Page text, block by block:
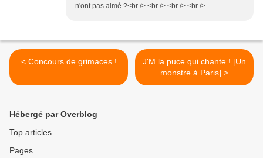
n'ont pas aimé ?<br /> <br /> <br /> <br />
< Concours de grimaces !
J'M la puce qui chante ! [Un
monstre à Paris] >
Hébergé par Overblog
Top articles
Pages